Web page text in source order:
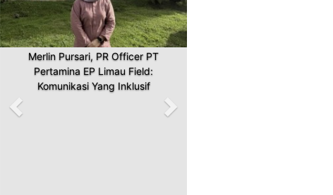
Merlin Pursari, PR Officer PT
Pertamina EP Limau Field:
Komunikasi Yang Inklusif